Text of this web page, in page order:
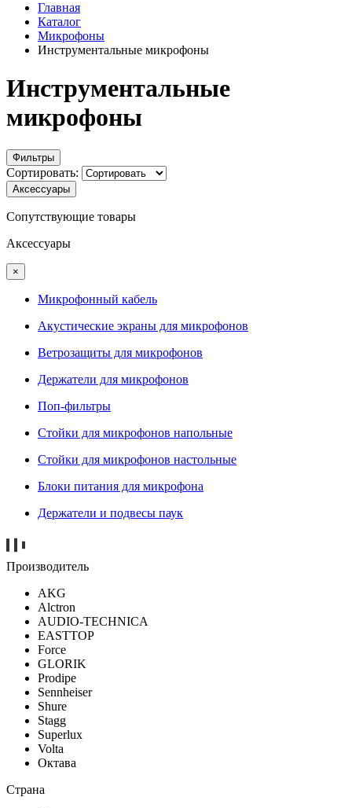
Главная
Каталог
Микрофоны
Инструментальные микрофоны
Инструментальные
микрофоны
Фильтры
Сортировать:
Аксессуары
Сопутствующие товары
Аксессуары
×
Микрофонный кабель
Акустические экраны для микрофонов
Ветрозащиты для микрофонов
Держатели для микрофонов
Поп-фильтры
Стойки для микрофонов напольные
Стойки для микрофонов настольные
Блоки питания для микрофона
Держатели и подвесы паук
Производитель
AKG
Alctron
AUDIO-TECHNICA
EASTTOP
Force
GLORIK
Prodipe
Sennheiser
Shure
Stagg
Superlux
Volta
Октава
Страна